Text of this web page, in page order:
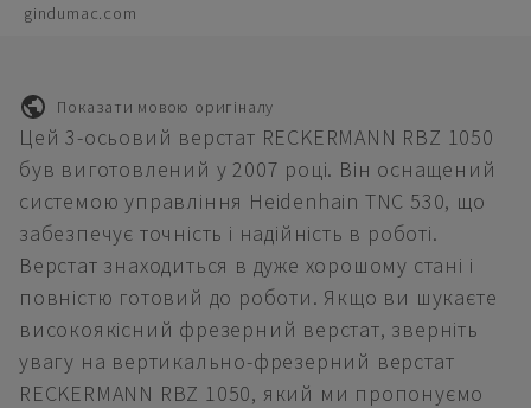
gindumac.com
Показати мовою оригіналу
Цей 3-осьовий верстат RECKERMANN RBZ 1050
був виготовлений у 2007 році. Він оснащений
системою управління Heidenhain TNC 530, що
забезпечує точність і надійність в роботі.
Верстат знаходиться в дуже хорошому стані і
повністю готовий до роботи. Якщо ви шукаєте
високоякісний фрезерний верстат, зверніть
увагу на вертикально-фрезерний верстат
RECKERMANN RBZ 1050, який ми пропонуємо